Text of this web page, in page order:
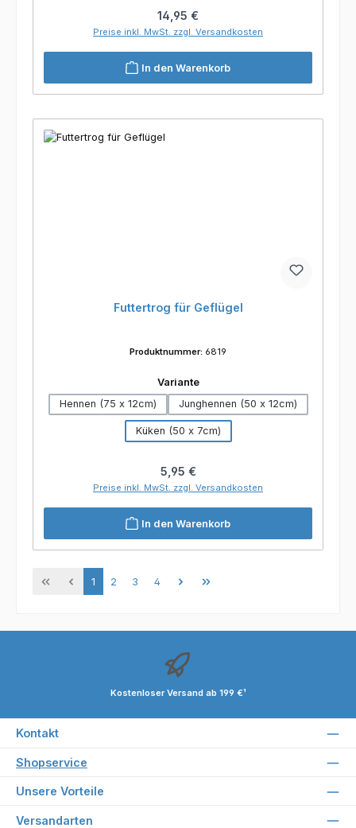
Regulärer Preis:
14,95 €
Preise inkl. MwSt. zzgl. Versandkosten
In den Warenkorb
Futtertrog für Geflügel
Produktnummer: 6819
Varianteauswählen
Hennen (75 x 12cm)
Junghennen (50 x 12cm)
Küken (50 x 7cm)
Regulärer Preis:
5,95 €
Preise inkl. MwSt. zzgl. Versandkosten
In den Warenkorb
Seite
1 Seite
2 Seite
3 Seite
4
Kostenloser Versand ab 199 €¹
Kontakt
Shopservice
Unsere Vorteile
Versandarten